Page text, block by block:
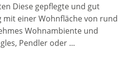
Diese gepflegte und gut
mit einer Wohnfläche von rund
Wohnambiente und
Pendler oder ...